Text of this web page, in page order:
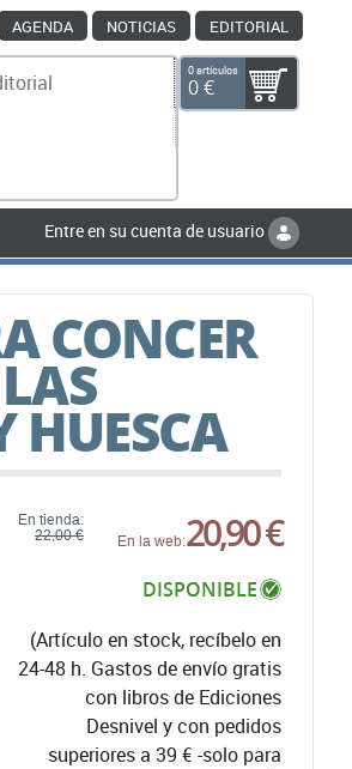
AGENDA NOTICIAS EDITORIAL
0 artículos
0 €
Entre en su cuenta de usuario
CONCER
HUESCA
En tienda:
22,00 €
En la web:20,90 €
DISPONIBLE
(Artículo en stock, recíbelo en
24-48 h. Gastos de envío gratis
con libros de Ediciones
Desnivel y con pedidos
superiores a 39 € -solo para